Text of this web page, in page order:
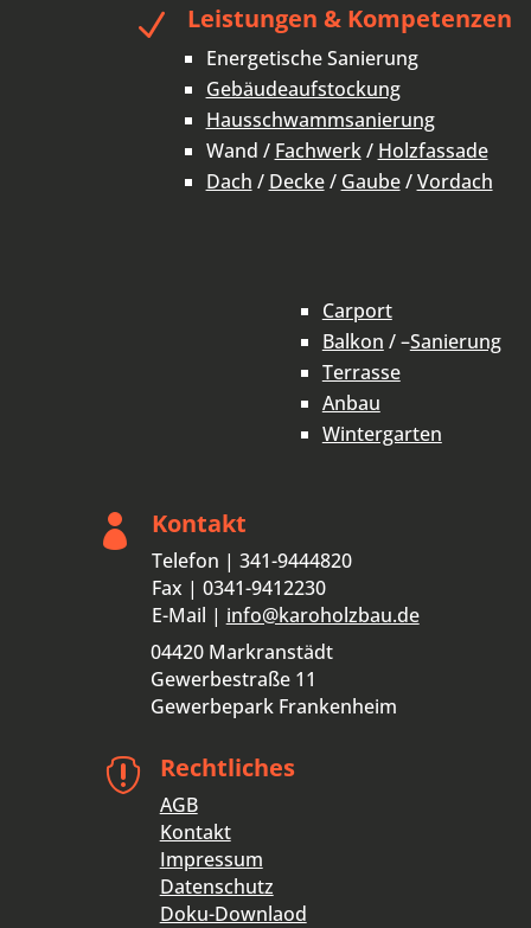
N Leistungen & Kompetenzen
Energetische Sanierung
Gebäudeaufstockung
Hausschwammsanierung
Wand / Fachwerk/ Holzfassade
Dach / Decke/ Gaube/Vordach
Carport
Balkon / –Sanierung
Terrasse
Anbau
Wintergarten
 Kontakt
Telefon | 341-9444820
Fax | 0341-9412230
E-Mail | info@karoholzbau.de
04420 Markranstädt
Gewerbestraße 11
Gewerbepark Frankenheim
 Rechtliches
AGB
Kontakt
Impressum
Datenschutz
Doku-Downlaod